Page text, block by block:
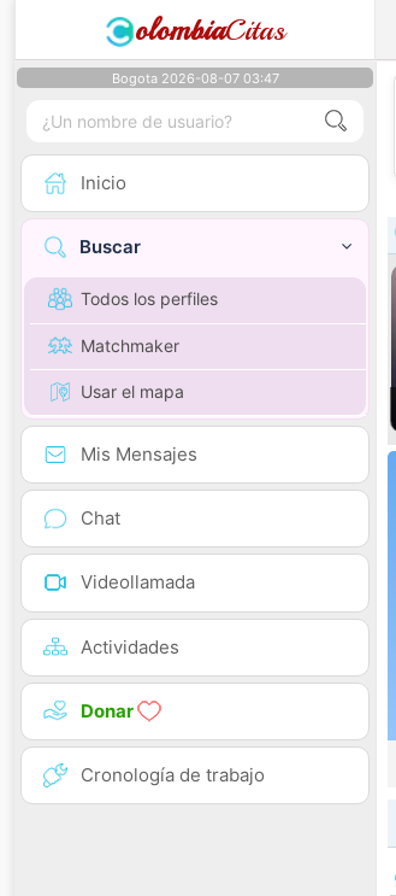
olombiaCitas
Bogota 2026-08-07 03:47
Inicio
Buscar
Todos los perfiles
Matchmaker
Usar el mapa
Mis Mensajes
Chat
Videollamada
Actividades
Donar
Cronología de trabajo